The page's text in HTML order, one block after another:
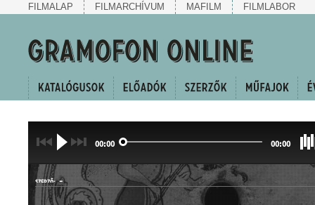
FILMALAP FILMARCHÍVUM MAFILM FILMLABOR
00:00 00:00
SZERZŐ: -